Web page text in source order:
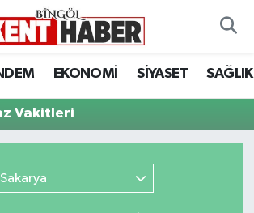
EKONOMİ SİYASET SAĞLIK
Vakitleri
Sakarya
Durumu
Vakitleri
Yoğunluk Haritası